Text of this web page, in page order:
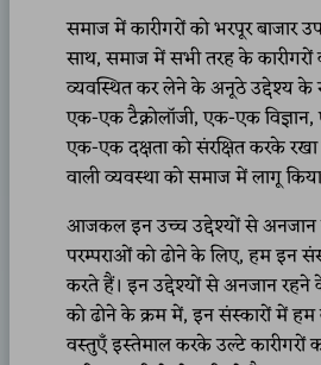
समाज में कारीगरों को भरपूर बाजार
साथ, समाज में सभी तरह के
व्यवस्थित कर लेने के अनूठे उद्देश्य
एक-एक टैक्नोलॉजी, एक-एक
एक-एक दक्षता को संरक्षित करके
वाली व्यवस्था को समाज में लागू
आजकल इन उच्च उद्देश्यों से अनजान
परम्पराओं को ढोने के लिए, हम इन
करते हैं। इन उद्देश्यों से अनजान रहने
को ढोने के क्रम में, इन संस्कारों में हम
वस्तुएँ इस्तेमाल करके उल्टे कारीगरों